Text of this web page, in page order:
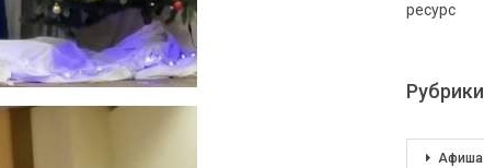
ресурс
Рубрики
Афиша